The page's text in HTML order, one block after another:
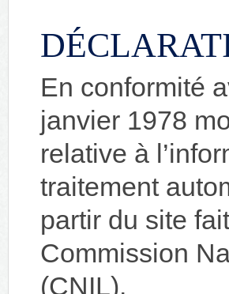
En conformité
janvier 1978
relative à
traitement
partir du site
Commission
(CNIL).